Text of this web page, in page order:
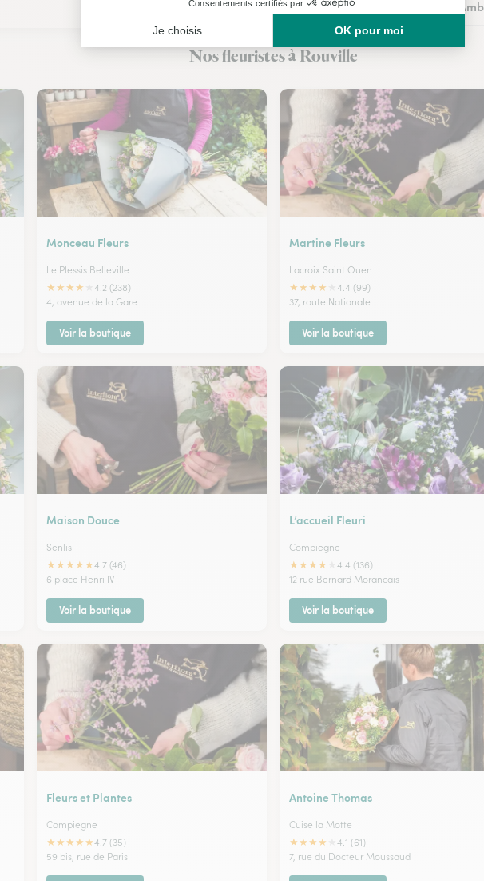
Fleuristes à
Fleuristes à
Nos fleuristes à Rouville
Monceau Fleurs
Le Plessis Belleville
★★★★
4.2 (238)
4, avenue de la Gare
Voir la boutique
Martine Fleurs
Lacroix Saint Ouen
★★★★
4.4 (99)
37, route Nationale
Voir la boutique
Maison Douce
Senlis
★★★★★4.7 (46)
6 place Henri IV
Voir la boutique
L’accueil Fleuri
Compiegne
★★★★
4.4 (136)
12 rue Bernard Morancais
Voir la boutique
Fleurs et Plantes
Compiegne
★★★★★4.7 (35)
59 bis, rue de Paris
Antoine Thomas
Cuise la Motte
★★★★
4.1 (61)
7, rue du Docteur Moussaud